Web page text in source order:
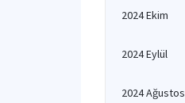
2024 Ekim
2024 Eylül
2024 Ağustos